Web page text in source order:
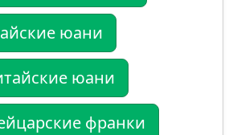
юани
юани
франки